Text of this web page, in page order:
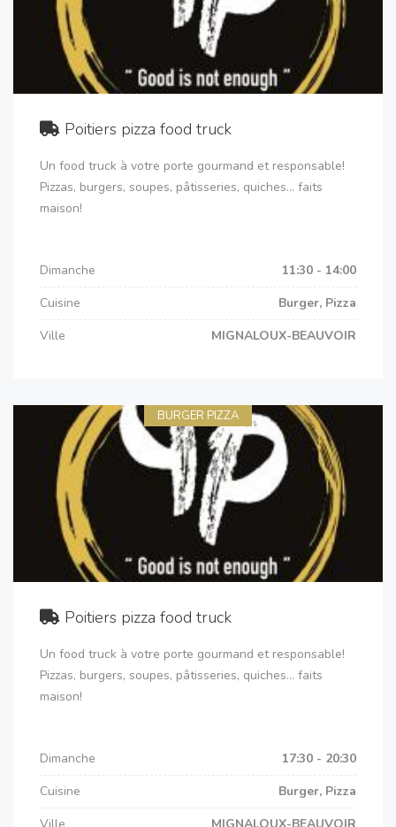
Poitiers pizza food truck
Un food truck à votre porte gourmand et responsable!
Pizzas, burgers, soupes, pâtisseries, quiches... faits
maison!
Dimanche
11:30 - 14:00
Cuisine
Burger, Pizza
Ville
MIGNALOUX-BEAUVOIR
BURGER PIZZA
Poitiers pizza food truck
Un food truck à votre porte gourmand et responsable!
Pizzas, burgers, soupes, pâtisseries, quiches... faits
maison!
Dimanche
17:30 - 20:30
Cuisine
Burger, Pizza